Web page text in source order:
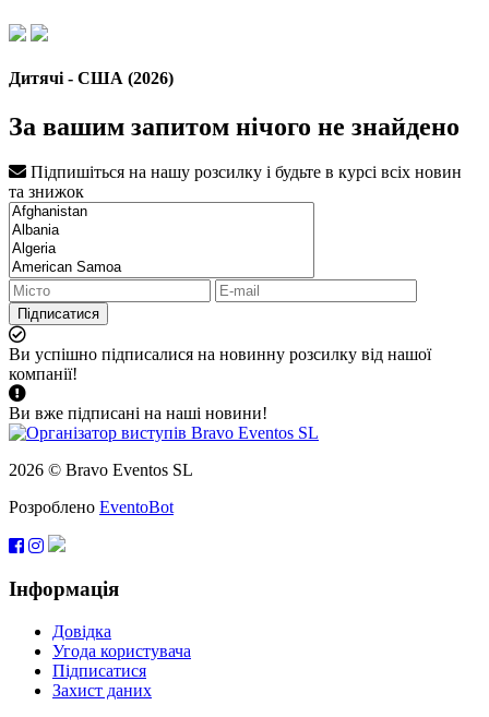
Дитячі - США (2026)
За вашим запитом нічого не знайдено
Підпишіться на нашу розсилку і будьте в курсі всіх новин
та знижок
Підписатися
Ви успішно підписалися на новинну розсилку від нашої
компанії!
Ви вже підписані на наші новини!
2026 © Bravo Eventos SL
Розроблено EventoBot
Інформація
Довідка
Угода користувача
Підписатися
Захист даних